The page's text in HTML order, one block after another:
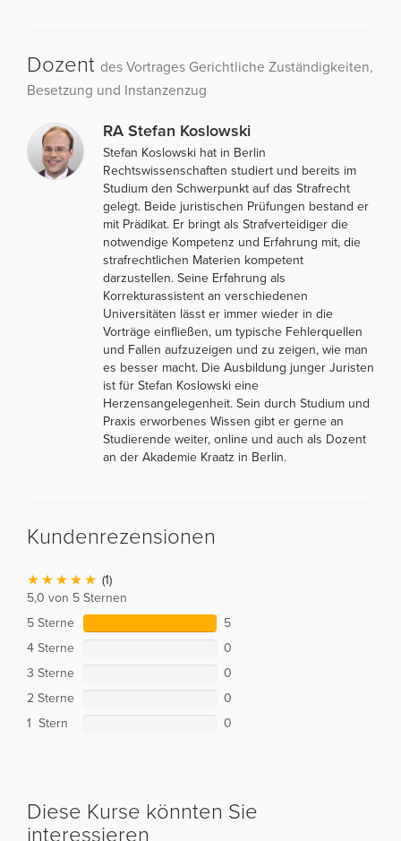
Dozent des Vortrages Gerichtliche Zuständigkeiten,
Besetzung und Instanzenzug
RA Stefan Koslowski
Stefan Koslowski hat in Berlin
Rechtswissenschaften studiert und bereits im
Studium den Schwerpunkt auf das Strafrecht
gelegt. Beide juristischen Prüfungen bestand er
mit Prädikat. Er bringt als Strafverteidiger die
notwendige Kompetenz und Erfahrung mit, die
strafrechtlichen Materien kompetent
darzustellen. Seine Erfahrung als
Korrekturassistent an verschiedenen
Universitäten lässt er immer wieder in die
Vorträge einfließen, um typische Fehlerquellen
und Fallen aufzuzeigen und zu zeigen, wie man
es besser macht. Die Ausbildung junger Juristen
ist für Stefan Koslowski eine
Herzensangelegenheit. Sein durch Studium und
Praxis erworbenes Wissen gibt er gerne an
Studierende weiter, online und auch als Dozent
an der Akademie Kraatz in Berlin.
Kundenrezensionen
(1)
5,0 von 5 Sternen
5 Sterne
5
4 Sterne
0
3 Sterne
0
2 Sterne
0
1 Stern
0
Diese Kurse könnten Sie
interessieren